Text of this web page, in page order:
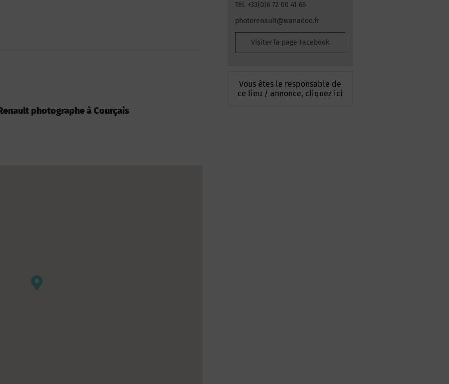
Tél. +33(0)6 72 00 41 66
photorenault@wanadoo.fr
Visiter la page Facebook
Vous êtes le responsable de
ce lieu / annonce, cliquez ici
photographe à Courçais